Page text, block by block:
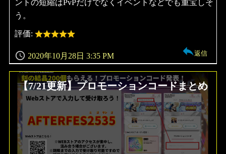
2020年10月28日 3:35 PM
ントの短縮はPvPだけでなくイベントなどでも重宝しそ
う。
評価:
返信
【7/21更新】プロモーションコードまとめ